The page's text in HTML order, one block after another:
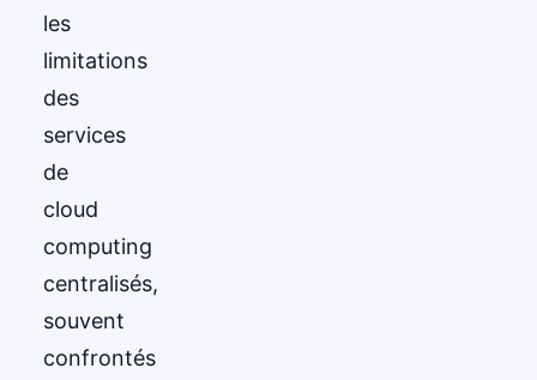
les
limitations
des
services
de
cloud
computing
centralisés,
souvent
confrontés